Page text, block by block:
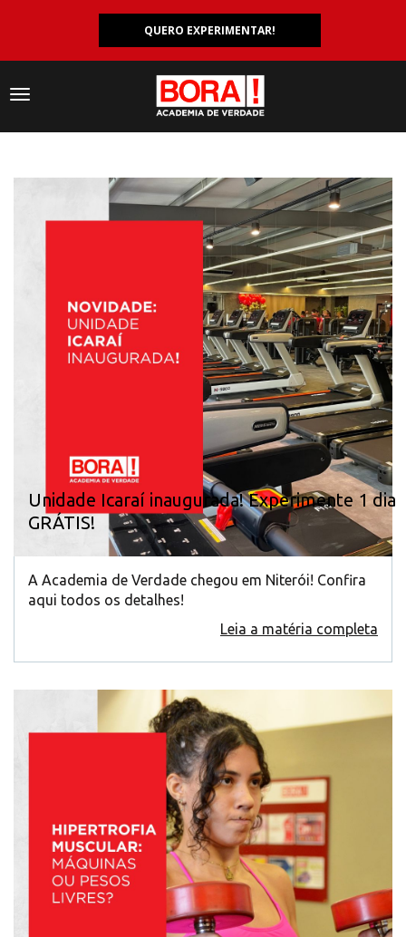
QUERO EXPERIMENTAR!
Navegação
Unidade Icaraí inaugurada! Experimente 1 dia
GRÁTIS!
A Academia de Verdade chegou em Niterói! Confira
aqui todos os detalhes!
Leia a matéria completa